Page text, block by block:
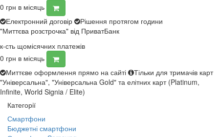
0 грн в місяць
Електронний договір
Рішення протягом години
"Миттєва розстрочка" від ПриватБанк
к-сть щомісячних платежів
0 грн в місяць
Миттєве оформлення прямо на сайті
Тільки для тримачів карт
"Універсальна", "Універсальна Gold" та елітних карт (Platinum,
Infinite, World Signia / Elite)
Категорії
Смартфони
Бюджетні смартфони